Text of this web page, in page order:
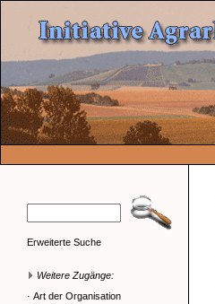
Erweiterte Suche
Weitere Zugänge:
· Art der Organisation